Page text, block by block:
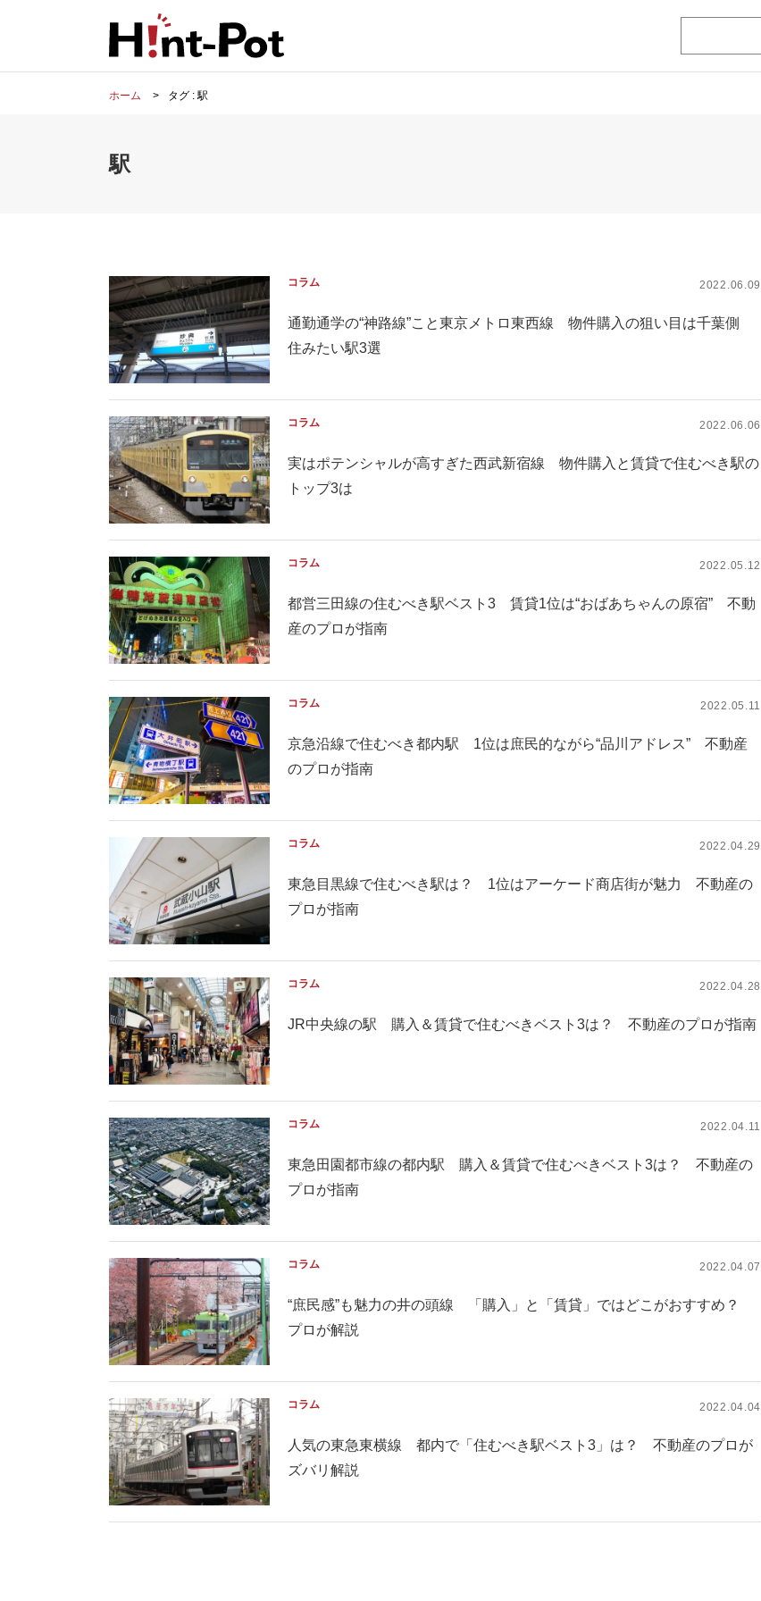
ホーム タグ : 駅
駅
コラム 2022.06.09
通勤通学の“神路線”こと東京メトロ東西線 物件購入の狙い目は千葉側
住みたい駅3選
コラム 2022.06.06
実はポテンシャルが高すぎた西武新宿線 物件購入と賃貸で住むべき駅の
トップ3は
コラム 2022.05.12
都営三田線の住むべき駅ベスト3 賃貸1位は“おばあちゃんの原宿” 不動
産のプロが指南
コラム 2022.05.11
京急沿線で住むべき都内駅 1位は庶民的ながら“品川アドレス” 不動産
のプロが指南
コラム 2022.04.29
東急目黒線で住むべき駅は？ 1位はアーケード商店街が魅力 不動産の
プロが指南
コラム 2022.04.28
JR中央線の駅 購入＆賃貸で住むべきベスト3は？ 不動産のプロが指南
コラム 2022.04.11
東急田園都市線の都内駅 購入＆賃貸で住むべきベスト3は？ 不動産の
プロが指南
コラム 2022.04.07
“庶民感”も魅力の井の頭線 「購入」と「賃貸」ではどこがおすすめ？
プロが解説
コラム 2022.04.04
人気の東急東横線 都内で「住むべき駅ベスト3」は？ 不動産のプロが
ズバリ解説